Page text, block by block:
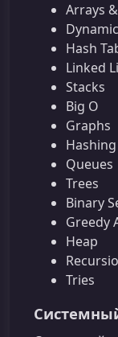
Arrays
Hash
Linked
Stacks
Big O
Graphs
Queues
Trees
Binary
Greedy
Heap
Tries